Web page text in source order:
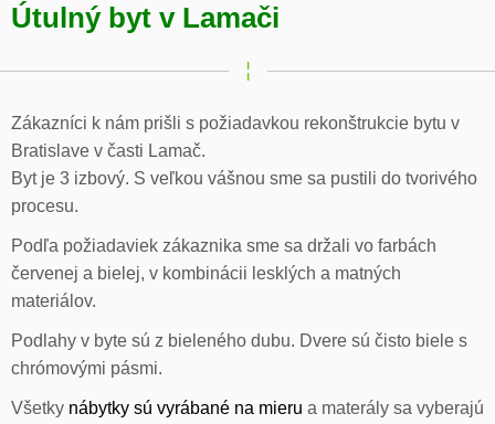
Útulný byt v Lamači
Zákazníci k nám prišli s požiadavkou rekonštrukcie bytu v
Bratislave v časti Lamač.
Byt je 3 izbový. S veľkou vášnou sme sa pustili do tvorivého
procesu.
Podľa požiadaviek zákaznika sme sa držali vo farbách
červenej a bielej, v kombinácii lesklých a matných
materiálov.
Podlahy v byte sú z bieleného dubu. Dvere sú čisto biele s
chrómovými pásmi.
Všetky nábytky sú vyrábané na mieru a materály sa vyberajú